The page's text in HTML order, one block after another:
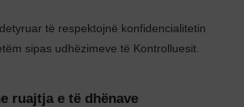
të respektojnë konfidencialitetin
sipas udhëzimeve të Kontrolluesit.
ruajtja e të dhënave